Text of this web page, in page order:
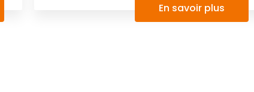
En savoir plus